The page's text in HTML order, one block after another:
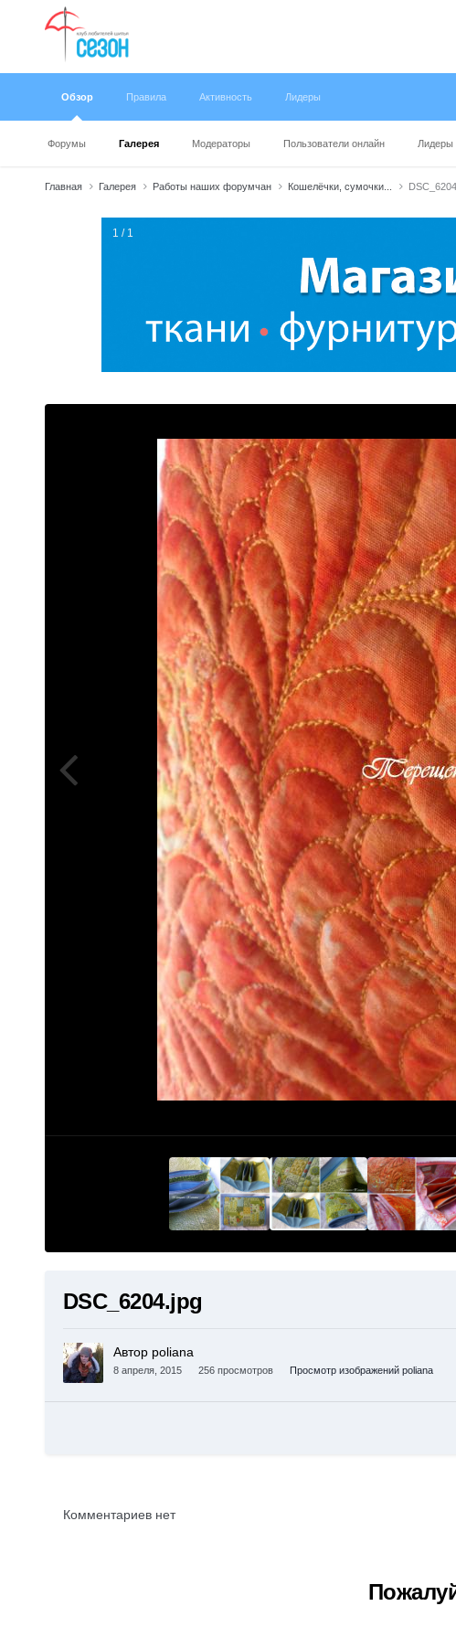
Обзор
Форумы Галерея Модераторы Пользователи онлайн Лидеры
Правила Активность Лидеры
Главная Галерея Работы наших форумчан Кошелёчки, сумочки...
1 / 1
DSC_6204.jpg
Автор poliana
8 апреля, 2015 256 просмотров Просмотр изображений poliana
Комментариев нет